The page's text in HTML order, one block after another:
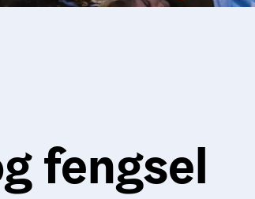
fengsel